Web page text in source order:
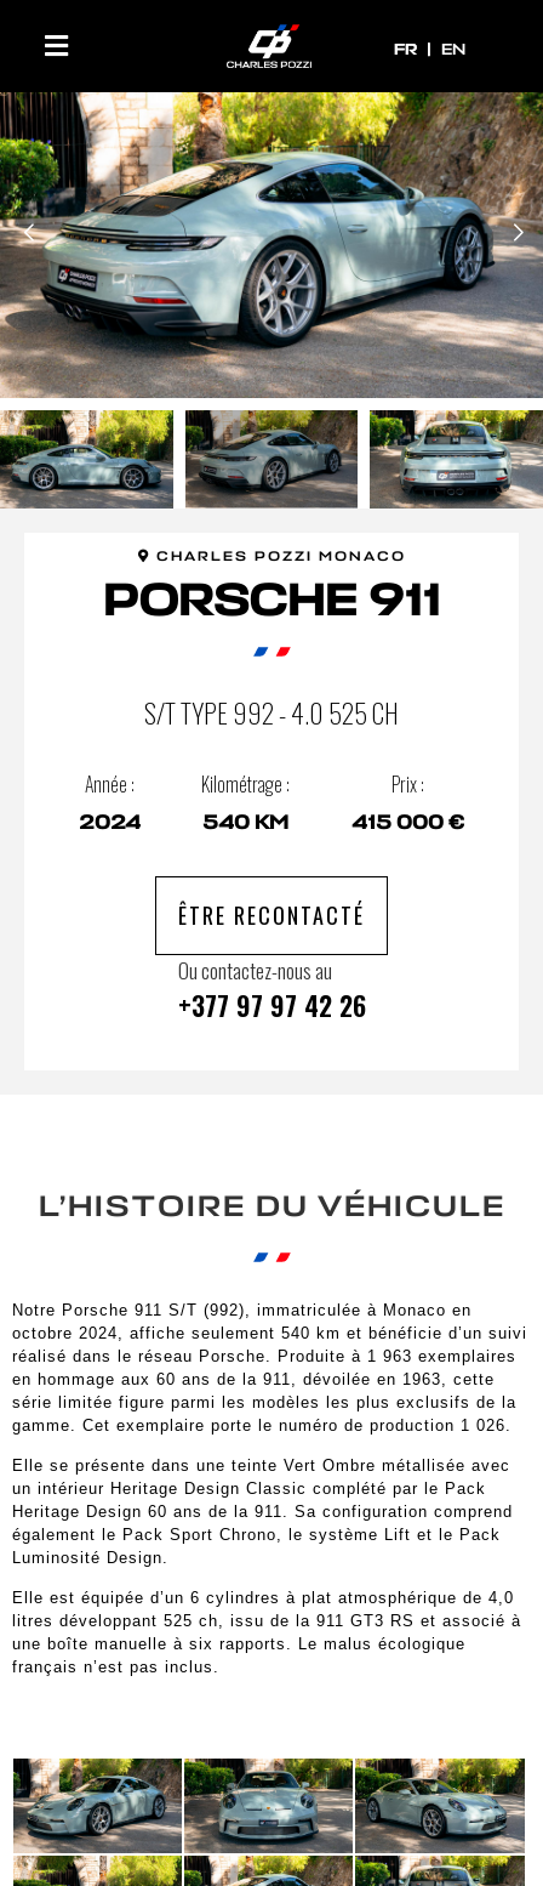
FR
FR EN
CHARLES POZZI MONACO
PORSCHE 911
S/T TYPE 992 - 4.0 525 CH
Année :
2024
Kilométrage :
540 KM
Prix :
415 000 €
ÊTRE RECONTACTÉ
Ou contactez-nous au
+377 97 97 42 26
L’HISTOIRE DU VÉHICULE
Notre Porsche 911 S/T (992), immatriculée à Monaco en
octobre 2024, affiche seulement 540 km et bénéficie d’un suivi
réalisé dans le réseau Porsche. Produite à 1 963 exemplaires
en hommage aux 60 ans de la 911, dévoilée en 1963, cette
série limitée figure parmi les modèles les plus exclusifs de la
gamme. Cet exemplaire porte le numéro de production 1 026.
Elle se présente dans une teinte Vert Ombre métallisée avec
un intérieur Heritage Design Classic complété par le Pack
Heritage Design 60 ans de la 911. Sa configuration comprend
également le Pack Sport Chrono, le système Lift et le Pack
Luminosité Design.
Elle est équipée d’un 6 cylindres à plat atmosphérique de 4,0
litres développant 525 ch, issu de la 911 GT3 RS et associé à
une boîte manuelle à six rapports. Le malus écologique
français n’est pas inclus.